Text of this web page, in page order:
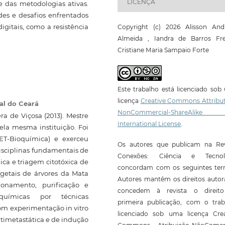
metodologias ativas.
e desafios enfrentados
como a resistência
do Ceará
de Viçosa (2013). Mestre
mesma instituição. Foi
Bioquímica) e exerceu
fundamentais de
e triagem citotóxica de
de árvores da Mata
purificação e
por técnicas
experimentação in vitro
e de indução
LICENÇA
Copyright (c) 2026 Alisson
Almeida , Iandra de Barros
Cristiane Maria Sampaio Forte
Este trabalho está licenciado sob
licença Creative Commons
NonCommercial-
International License
Os autores que publicam na
Conexões: Ciência e
concordam com os seguintes
Autores mantêm os direitos
concedem à revista o
primeira publicação, com o
licenciado sob uma licença